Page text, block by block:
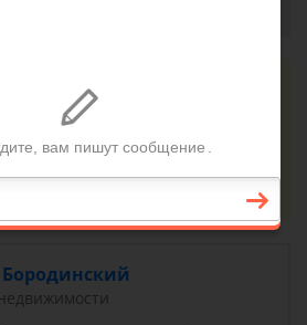
юриста онлайн
в течении 15 минут
вопрос